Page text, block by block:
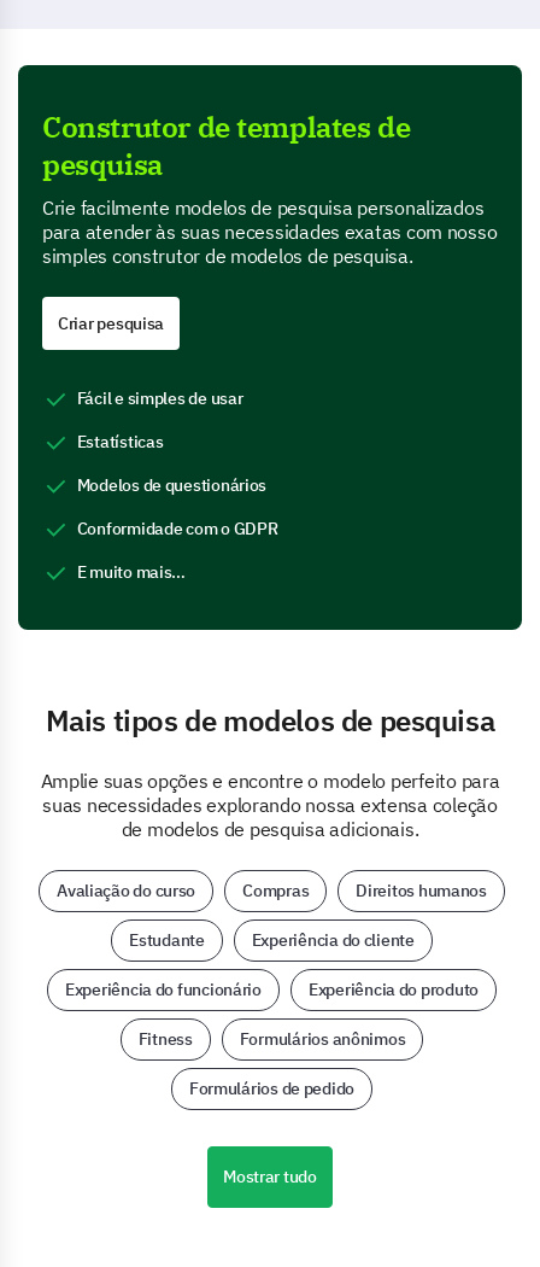
Construtor de templates de
pesquisa
Crie facilmente modelos de pesquisa personalizados
para atender às suas necessidades exatas com nosso
simples construtor de modelos de pesquisa.
Criar pesquisa
Fácil e simples de usar
Estatísticas
Modelos de questionários
Conformidade com o GDPR
E muito mais…
Mais tipos de modelos de pesquisa
Amplie suas opções e encontre o modelo perfeito para
suas necessidades explorando nossa extensa coleção
de modelos de pesquisa adicionais.
Avaliação do curso Compras Direitos humanos
Estudante Experiência do cliente
Experiência do funcionário Experiência do produto
Fitness Formulários anônimos
Formulários de pedido
Mostrar tudo